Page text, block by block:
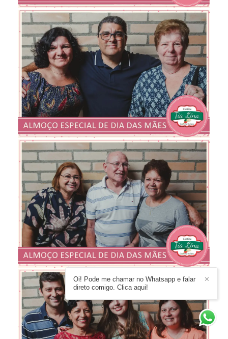
✕
Oi! Pode me chamar no Whatsapp e falar
direto comigo. Clica aqui!